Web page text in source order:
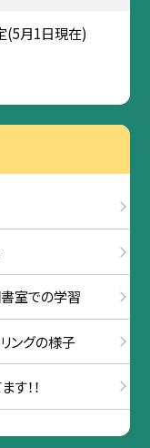
(5月1日現在)
書室での学習
ングの様子
！！